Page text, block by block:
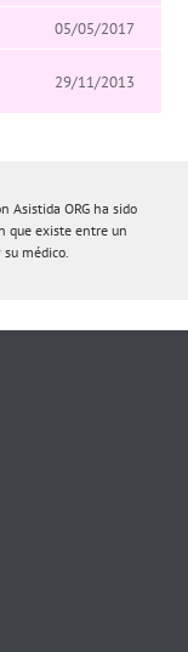
05/05/2017
29/11/2013
Asistida ORG ha sido
que existe entre un
médico.